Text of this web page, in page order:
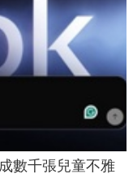
數千張兒童不雅